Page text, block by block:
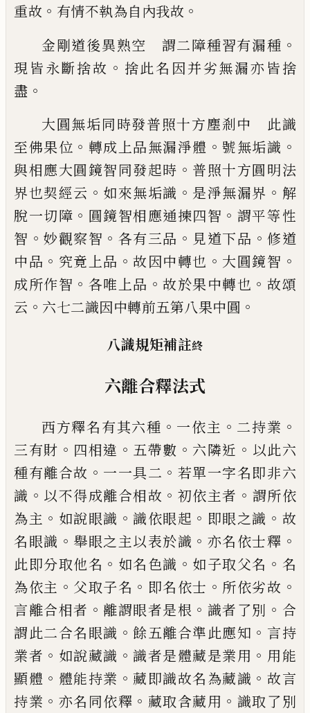
重故 。 有情不執為自內我故 。
金剛道後異熟空 謂二障種習有漏種 。
現 皆永斷捨故 。 捨此名因并劣無漏亦皆捨
盡 。
大圓無垢同時發普照十方塵剎中 此識
至佛果位 。 轉成上品無漏淨體 。號無垢識 。
與相應大圓鏡智同發起時 。 普照十方圓明法
界也契經云 。 如來無垢識 。 是淨無漏界 。 解
脫一切障 。 圓鏡智相應通揀四智 。 謂平等性
智 。妙觀察智 。 各有三品 。 見道下品 。修道
中品 。 究竟 上品 。故因中轉也 。 大圓鏡智 。
成所作智 。 各唯 上品 。故於果中轉也 。故頌
云 。 六七二識因中轉前五第八果中圓 。
八識規矩補註終
六離合釋法式
西方釋名有其六種 。 一依主 。 二持業 。
三有財 。 四相違 。 五帶數 。 六隣近 。 以此六
種有離合故 。 一一具二 。 若單一字名即非六
識 。 以不得成離合相故 。 初依主者 。 謂所依
為主 。 如說眼識 。識依眼起 。 即眼之識 。 故
名眼識 。 舉眼之主以表於識 。 亦名依士釋 。
此即分取他名 。 如名色識 。 如子取父名 。 名
為依主 。 父取子名 。 即名依士 。 所依劣故 。
言離合相者 。 離謂眼者是根 。 識者了別 。 合
謂此二合名眼識 。餘五離合準此應知 。 言持
業者 。 如說藏識 。識者是體藏是業用 。 用能
顯體 。 體能持業 。 藏即識故名為藏識 。故言
持業 。 亦名同依釋 。 藏取含藏用 。 識取了別